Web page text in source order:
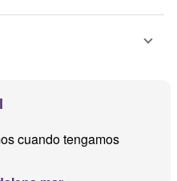
cuando tengamos